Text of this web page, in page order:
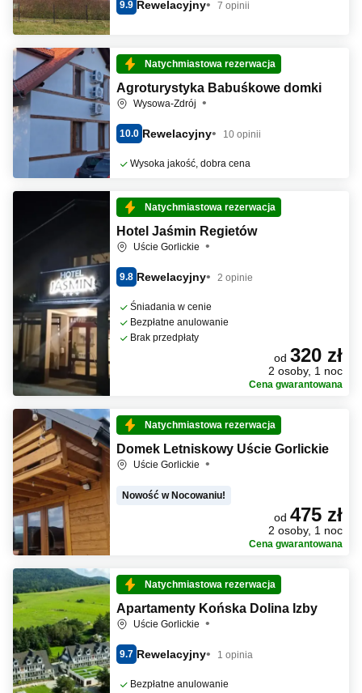
9.9 Rewelacyjny 7 opinii
Natychmiastowa rezerwacja
Agroturystyka Babuśkowe domki
Wysowa-Zdrój
10.0 Rewelacyjny 10 opinii
Wysoka jakość, dobra cena
Natychmiastowa rezerwacja
Hotel Jaśmin Regietów
Uście Gorlickie
9.8 Rewelacyjny 2 opinie
Śniadania w cenie
Bezpłatne anulowanie
Brak przedpłaty
od 320 zł
2 osoby, 1 noc
Cena gwarantowana
Natychmiastowa rezerwacja
Domek Letniskowy Uście Gorlickie
Uście Gorlickie
Nowość w Nocowaniu!
od 475 zł
2 osoby, 1 noc
Cena gwarantowana
Natychmiastowa rezerwacja
Apartamenty Końska Dolina Izby
Uście Gorlickie
9.7 Rewelacyjny 1 opinia
Bezpłatne anulowanie